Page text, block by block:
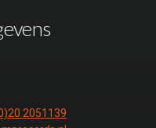
2051139